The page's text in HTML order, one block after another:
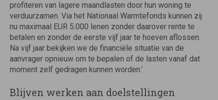
profiteren van lagere maandlasten door hun woning te
verduurzamen. Via het Nationaal Warmtefonds kunnen zij
nu maximaal EUR 5.000 lenen zonder daarover rente te
betalen en zonder de eerste vijf jaar te hoeven aflossen.
Na vijf jaar bekijken we de financiële situatie van de
aanvrager opnieuw om te bepalen of de lasten vanaf dat
moment zelf gedragen kunnen worden.’
Blijven werken aan doelstellingen